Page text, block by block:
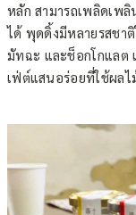
หลัก สามารถเพลิดเพ
ได้ พุดดิ้งมีหลายรสชาติ
มัทฉะ และช็อกโกแลต
เฟ่ต์แสนอร่อยที่ใช้ผลไ